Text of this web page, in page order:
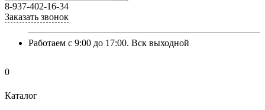
8-937-402-16-34
Заказать звонок
Работаем с 9:00 до 17:00. Вск выходной
0
Каталог